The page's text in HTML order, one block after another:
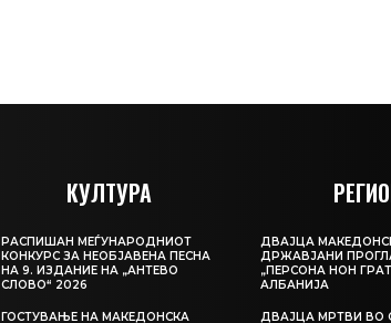
КУЛТУРА
РАСПИШАН МЕЃУНАРОДНИОТ
КОНКУРС ЗА НЕОБЈАВЕНА ПЕСНА
НА 9. ИЗДАНИЕ НА „АНТЕВО
СЛОВО“ 2026
ГОСТУВАЊЕ НА МАКЕДОНСКА
ДВАЈЦА
ДРЖАВЈАНИ
„ПЕРСОНА НОН
АЛБАНИЈА
ДВАЈЦА МРТВИ ВО